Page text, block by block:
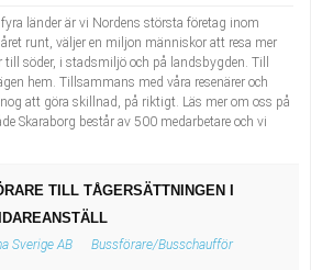
länder är vi Nordens största företag inom
runt, väljer en miljon människor att resa mer
söder, i stadsmiljö och på landsbygden. Till
hem. Tillsammans med våra resenärer och
att göra skillnad, på riktigt. Läs mer om oss på
Skaraborg består av 500 medarbetare och vi
TILL TÅGERSÄTTNINGEN I
Sverige AB Bussförare/Busschaufför